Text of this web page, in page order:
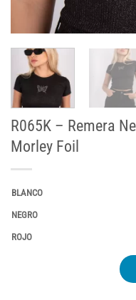
R065K – Remera
Morley Foil
BLANCO
NEGRO
ROJO